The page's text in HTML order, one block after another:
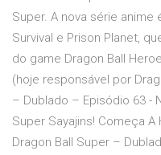
Super. A nova série
Survival e Prison Planet,
do game Dragon Ball
(hoje responsável por
– Dublado – Episódio 63 -
Super Sayajins! Começa
Dragon Ball Super –